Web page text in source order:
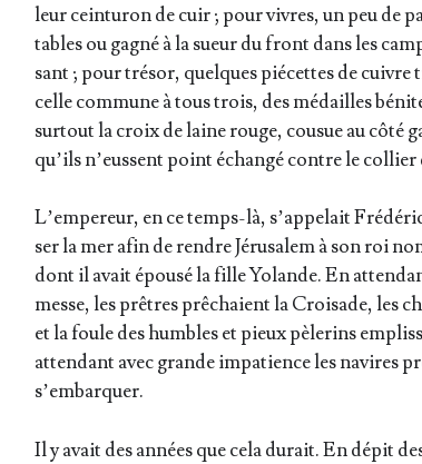
leur cein­tu­ron de cuir ; pour vivres, un peu de
tables ou gagné à la sueur du front dans les
sant ; pour tré­sor, quelques pié­cettes de
celle com­mune à tous trois, des médailles
sur­tout la croix de laine rouge, cou­sue au côté
qu’ils n’eussent point échan­gé contre le
L’empereur, en ce temps-là, s’ap­pe­lait
ser la mer afin de rendre Jéru­sa­lem à son roi
dont il avait épou­sé la fille Yolande. En
messe, les prêtres prê­chaient la Croi­sade, les
et la foule des humbles et pieux pèle­rins
atten­dant avec grande impa­tience les navires
s’embarquer.
Il y avait des années que cela durait. En dépit